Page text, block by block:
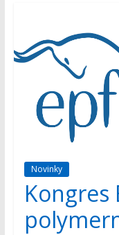
Novinky
Kongres